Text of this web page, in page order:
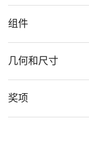
组件
几何和尺寸
奖项